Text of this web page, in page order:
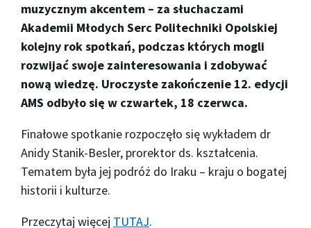
muzycznym akcentem – za słuchaczami
Akademii Młodych Serc Politechniki Opolskiej
kolejny rok spotkań, podczas których mogli
rozwijać swoje zainteresowania i zdobywać
nową wiedzę. Uroczyste zakończenie 12. edycji
AMS odbyło się w czwartek, 18 czerwca.
Finałowe spotkanie rozpoczęło się wykładem dr
Anidy Stanik-Besler, prorektor ds. kształcenia.
Tematem była jej podróż do Iraku – kraju o bogatej
historii i kulturze.
Przeczytaj więcej TUTAJ.